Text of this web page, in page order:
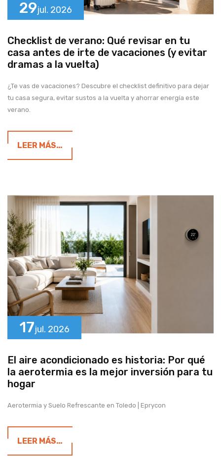
29jul. 2026
Checklist de verano: Qué revisar en tu
casa antes de irte de vacaciones (y evitar
dramas a la vuelta)
¿Te vas de vacaciones? Descubre el checklist definitivo para dejar
tu casa segura, evitar sustos a la vuelta y ahorrar energía este
verano.
LEER MÁS…
17jul. 2026
El aire acondicionado es historia: Por qué
la aerotermia es la mejor inversión para tu
hogar
Aerotermia y Suelo Refrescante en Toledo | Eprycon
LEER MÁS…